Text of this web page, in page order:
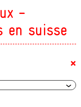
-
en suisse
+